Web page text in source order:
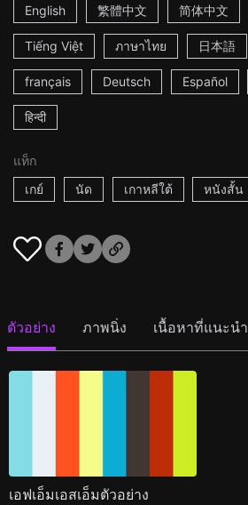
English
繁體中文 简体中文
Tiếng Việt ภาษาไทย 日本語
français Deutsch Español
हिन्दी
แท็ก
เกย์
นัด เกาหลีใต้ หนังสั้น
ตัวอย่าง ภาพนิ่ง เนื้อหาที่แนะนำ
เอฟเอ็มเอสเอ็มตัวอย่าง